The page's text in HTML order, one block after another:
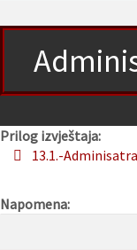
Prilog izvještaja:
13.1.-
Napomena: